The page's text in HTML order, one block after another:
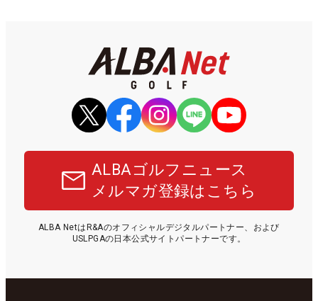
ALBAゴルフニュース
メルマガ登録はこちら
ALBA NetはR&Aのオフィシャルデジタルパートナー、および
USLPGAの日本公式サイトパートナーです。